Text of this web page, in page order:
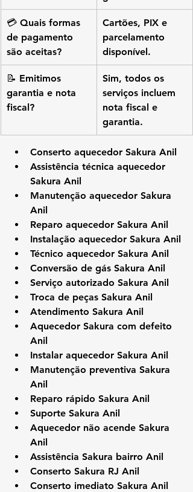
💳 Quais formas
de pagamento
são aceitas?
Cartões, PIX e
parcelamento
disponível.
📝 Emitimos
garantia e nota
fiscal?
Sim, todos os
serviços incluem
nota fiscal e
garantia.
Conserto aquecedor Sakura Anil
Assistência técnica aquecedor
Sakura Anil
Manutenção aquecedor Sakura
Anil
Reparo aquecedor Sakura Anil
Instalação aquecedor Sakura Anil
Técnico aquecedor Sakura Anil
Conversão de gás Sakura Anil
Serviço autorizado Sakura Anil
Troca de peças Sakura Anil
Atendimento Sakura Anil
Aquecedor Sakura com defeito
Anil
Instalar aquecedor Sakura Anil
Manutenção preventiva Sakura
Anil
Reparo rápido Sakura Anil
Suporte Sakura Anil
Aquecedor não acende Sakura
Anil
Assistência Sakura bairro Anil
Conserto Sakura RJ Anil
Conserto imediato Sakura Anil